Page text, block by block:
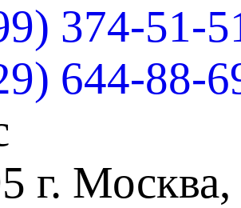
374-51-
644-88-
г. Москва,